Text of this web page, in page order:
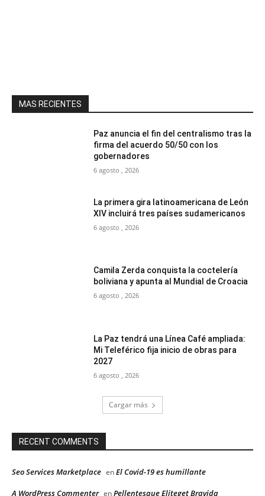
MAS RECIENTES
Paz anuncia el fin del centralismo tras la
firma del acuerdo 50/50 con los
gobernadores
6 agosto , 2026
La primera gira latinoamericana de León
XIV incluirá tres países sudamericanos
6 agosto , 2026
Camila Zerda conquista la coctelería
boliviana y apunta al Mundial de Croacia
6 agosto , 2026
La Paz tendrá una Línea Café ampliada:
Mi Teleférico fija inicio de obras para
2027
6 agosto , 2026
Cargar más
RECENT COMMENTS
Seo Services Marketplace enEl Covid-19 es humillante
A WordPress Commenter enPellentesque Eliteget Bravida